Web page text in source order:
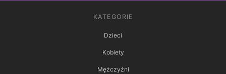
KATEGORIE
Dzieci
Kobiety
Mężczyźni